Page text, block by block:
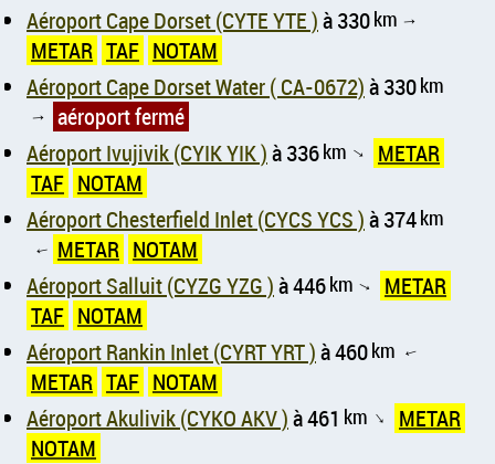
Aéroport Cape Dorset (CYTE YTE )à 330km ↑
METAR TAF NOTAM
Aéroport Cape Dorset Water ( CA-0672)à 330km
↑
aéroport fermé
Aéroport Ivujivik (CYIK YIK )à 336km ↑
METAR
TAF NOTAM
Aéroport Chesterfield Inlet (CYCS YCS )à 374km
↑ METAR NOTAM
Aéroport Salluit (CYZG YZG )à 446km ↑
METAR
TAF NOTAM
Aéroport Rankin Inlet (CYRT YRT )à 460km ↑
METAR TAF NOTAM
Aéroport Akulivik (CYKO AKV )à 461 km ↑
METAR
NOTAM